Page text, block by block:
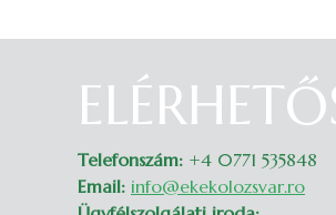
Telefonszám: +4 0771 535848
Email: info@ekekolozsvar.ro